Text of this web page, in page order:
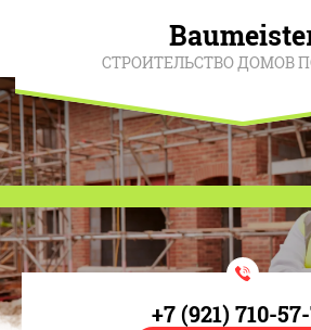
СТРОИТЕЛЬСТВО ДОМОВ
+7 (921) 710-